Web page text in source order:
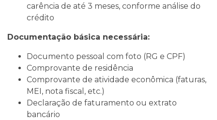
carência de até 3 meses, conforme análise do
crédito
Documentação básica necessária:
Documento pessoal com foto (RG e CPF)
Comprovante de residência
Comprovante de atividade econômica (faturas,
MEI, nota fiscal, etc.)
Declaração de faturamento ou extrato
bancário